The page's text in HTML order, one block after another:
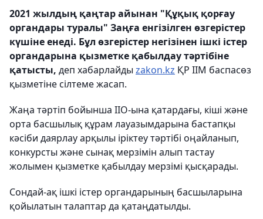
2021 жылдың қаңтар айынан "Құқық қорғау
органдары туралы" Заңға енгізілген өзгерістер
күшіне енеді. Бұл өзгерістер негізінен ішкі істер
органдарына қызметке қабылдау тәртібіне
қатысты, деп хабарлайды zakon.kz ҚР ІІМ баспасөз
қызметіне сілтеме жасап.
Жаңа тәртіп бойынша ІІО-ына қатардағы, кіші және
орта басшылық құрам лауазымдарына бастапқы
кәсіби даярлау арқылы іріктеу тәртібі оңайланып,
конкурсты және сынақ мерзімін алып тастау
жолымен қызметке қабылдау мерзімі қысқарады.
Сондай-ақ ішкі істер органдарының басшыларына
қойылатын талаптар да қатаңдатылды.